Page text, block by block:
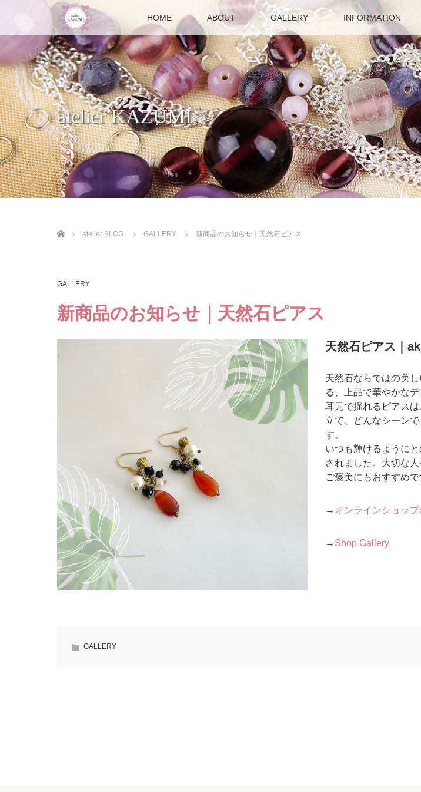
HOME ABOUT GALLERY INFORMATION
atelier KAZUMI
atelier BLOG
GALLERY 新商品のお知らせ｜天然石ピアス
GALLERY
新商品のお知らせ｜天然石ピアス
天然石ピアス｜
天然石ならではの美
る、上品で華やかなデ
耳元で揺れるピアス
立て、どんなシーン
す。
いつも輝けるように
されました。大切な
ご褒美にもおすすめで
→ オンラインショッ
→ Shop Gallery
GALLERY